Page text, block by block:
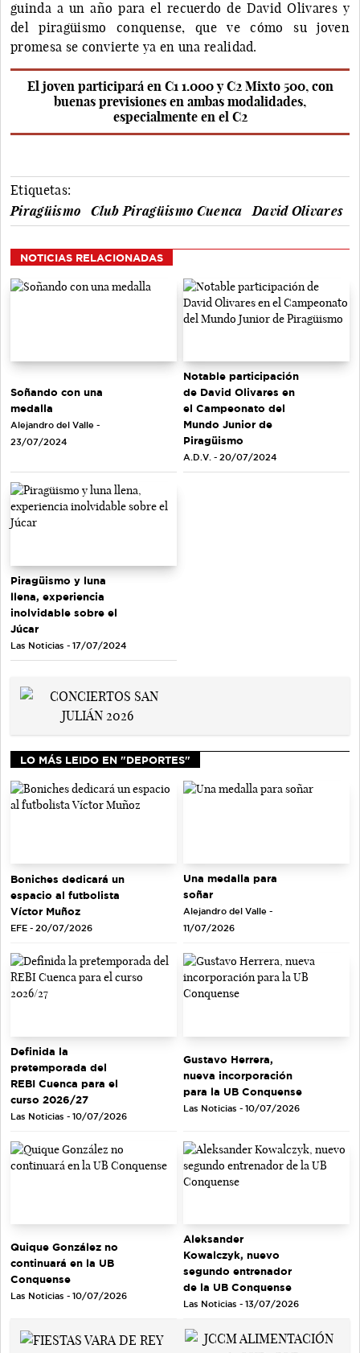
guinda a un año para el recuerdo de David Olivares y
del piragüismo conquense, que ve cómo su joven
promesa se convierte ya en una realidad.
El joven participará en C1 1.000 y C2 Mixto 500, con
buenas previsiones en ambas modalidades,
especialmente en el C2
Etiquetas:
Piragüismo
Club Piragüismo Cuenca David Olivares
NOTICIAS RELACIONADAS
Soñando con una
medalla
Alejandro del Valle -
23/07/2024
Notable participación
de David Olivares en
el Campeonato del
Mundo Junior de
Piragüismo
A.D.V. - 20/07/2024
Piragüismo y luna
llena, experiencia
inolvidable sobre el
Júcar
Las Noticias - 17/07/2024
LO MÁS LEIDO EN "DEPORTES"
Boniches dedicará un
espacio al futbolista
Víctor Muñoz
EFE - 20/07/2026
Una medalla para
soñar
Alejandro del Valle -
11/07/2026
Definida la
pretemporada del
REBI Cuenca para el
curso 2026/27
Las Noticias - 10/07/2026
Gustavo Herrera,
nueva incorporación
para la UB Conquense
Las Noticias - 10/07/2026
Quique González no
continuará en la UB
Conquense
Las Noticias - 10/07/2026
Aleksander
Kowalczyk, nuevo
segundo entrenador
de la UB Conquense
Las Noticias - 13/07/2026